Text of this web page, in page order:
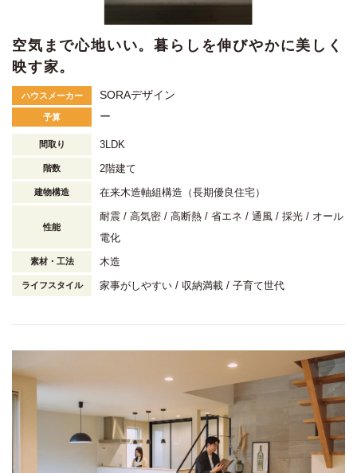
空気まで心地いい。暮らしを伸びやかに美しく
映す家。
ハウスメーカー SORAデザイン
予算 ー
間取り 3LDK
階数 2階建て
建物構造 在来木造軸組構造（長期優良住宅）
性能
耐震 高気密 高断熱 省エネ 通風 採光
オール
電化
素材・工法 木造
ライフスタイル 家事がしやすい 収納満載 子育て世代